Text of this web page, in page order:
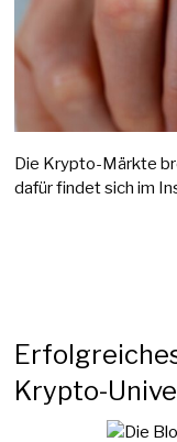
Die Krypto-Märkte
dafür findet sich im
Krypto-